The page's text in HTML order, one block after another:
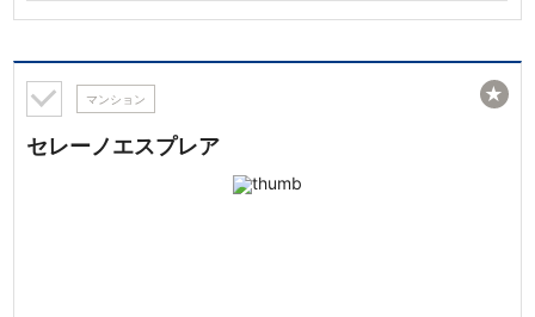
マンション
セレーノエスプレア
★